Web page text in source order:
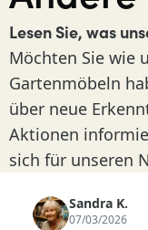
Lesen Sie, was
Möchten Sie wie
Gartenmöbeln
über neue
Aktionen
sich für unseren
Sandra K.
07/03/2026